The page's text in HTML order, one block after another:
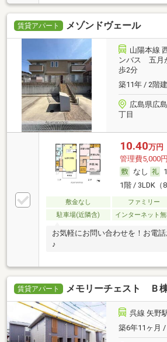
賃貸アパート メゾンドヴェール
山陽本線
ンバス 五月
歩2分
築11年 / 2階建
広島県広
丁目
10.40万円
管理費5,000円
なし
1階 / 3LDK（
敷金なし ファミリー
駐車場(近隣含)
インターネット
お気軽にお問い合わせを！お電
♪
賃貸アパート メモリーチェスト Ｂ
呉線 矢野
築6年11ヶ月 /